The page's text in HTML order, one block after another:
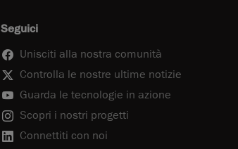
Seguici
Unisciti alla nostra comunità
Controlla le nostre ultime notizie
Guarda le tecnologie in azione
Scopri i nostri progetti
Connettiti con noi